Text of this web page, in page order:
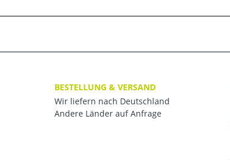
BESTELLUNG & VERSAND
Wir liefern nach Deutschland
Andere Länder auf Anfrage